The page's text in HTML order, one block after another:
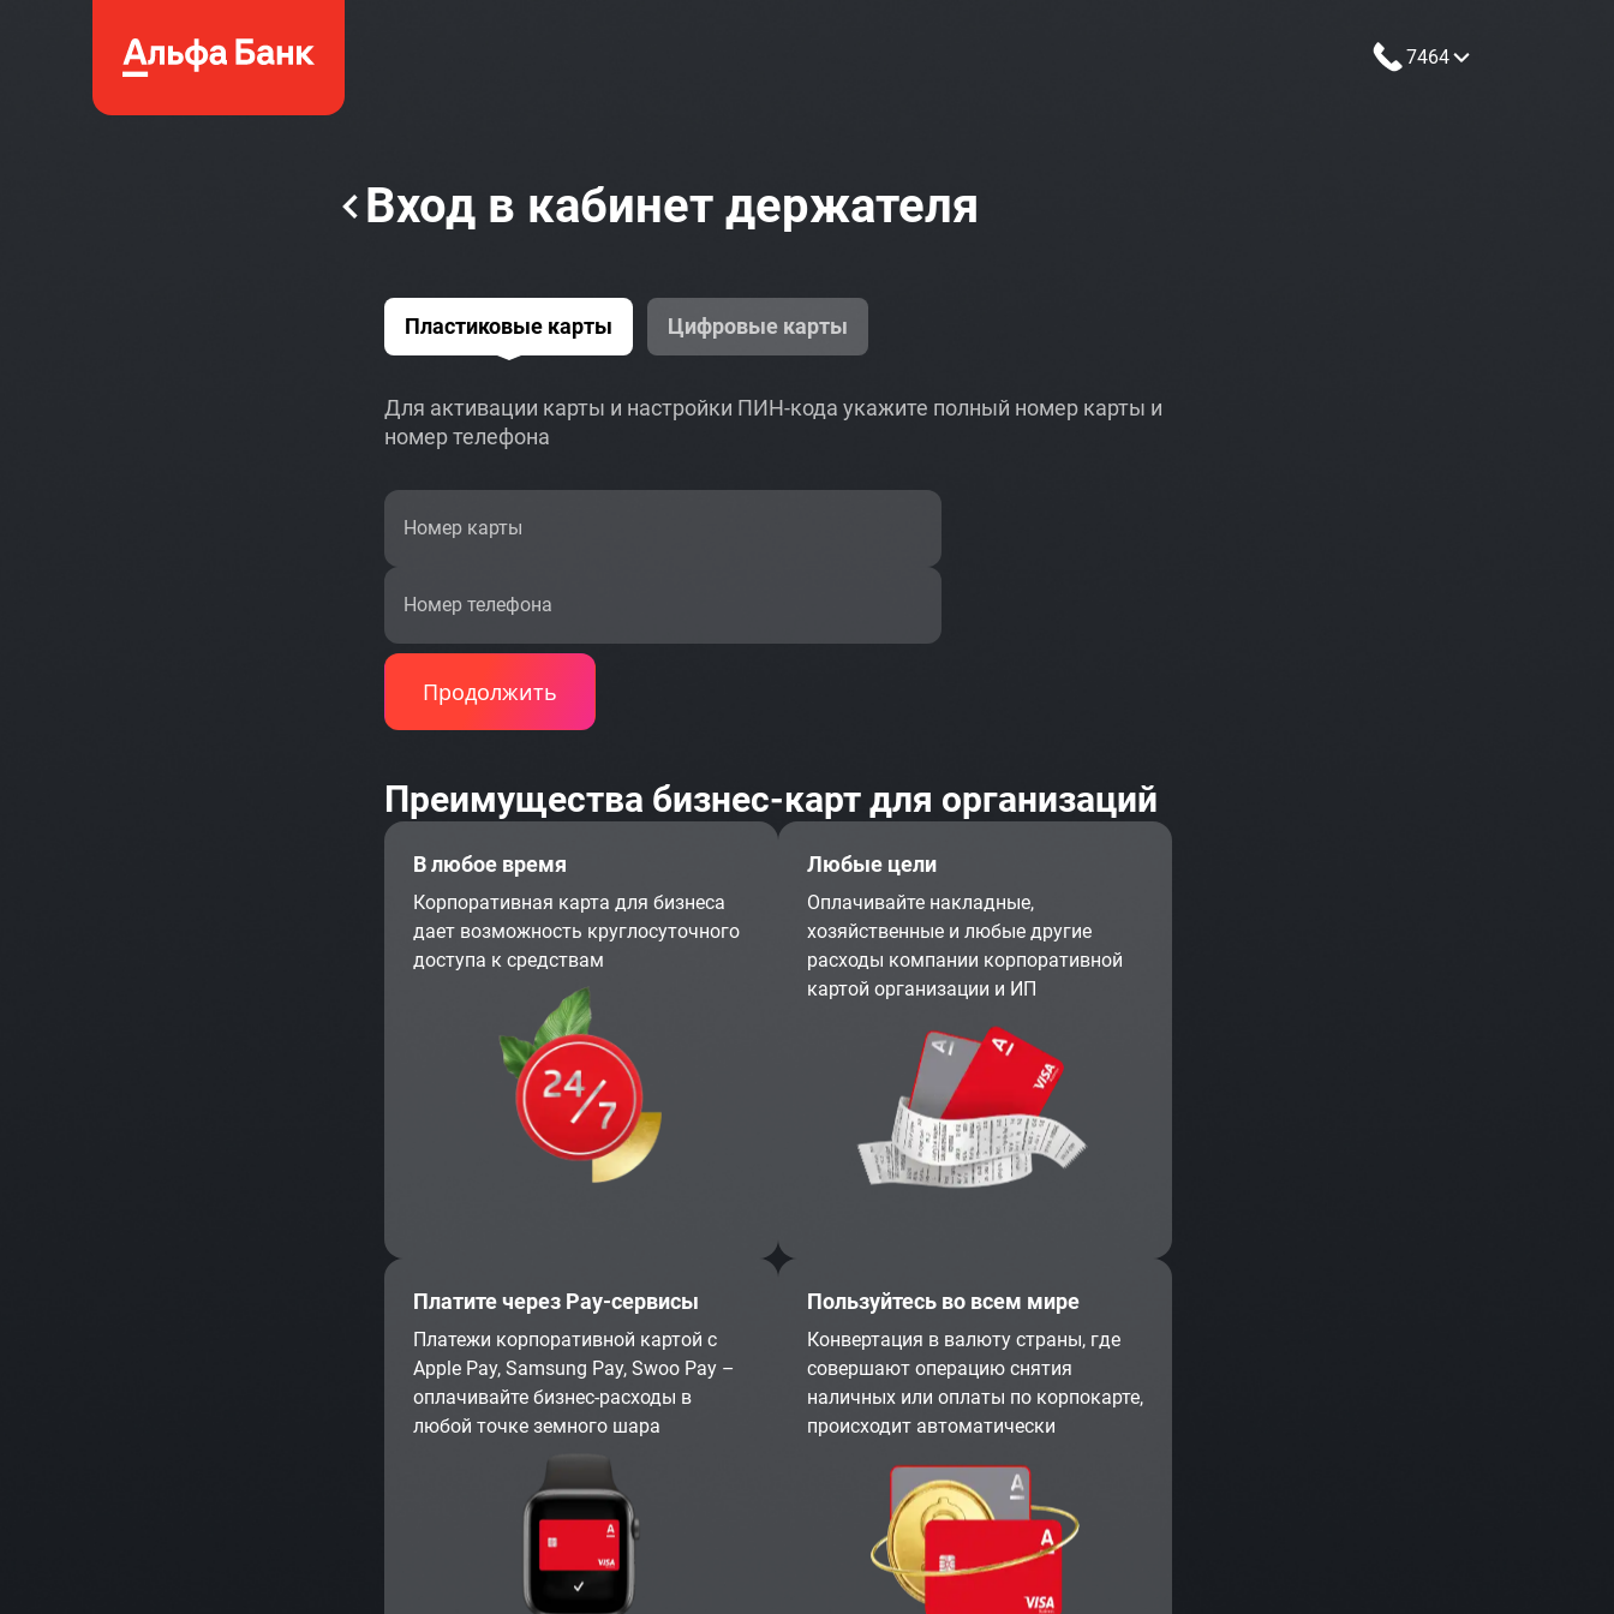
7464
Вход в кабинет держателя
Пластиковые карты Цифровые карты
Для активации карты и настройки ПИН-кода укажите полный номер карты и
номер телефона
Номер карты
Номер телефона
Продолжить
Преимущества бизнес-карт для организаций
В любое время
Корпоративная карта для бизнеса
дает возможность круглосуточного
доступа к средствам
Любые цели
Оплачивайте накладные,
хозяйственные и любые другие
расходы компании корпоративной
картой организации и ИП
Платите через Pay-сервисы
Платежи корпоративной картой с
Apple Pay, Samsung Pay, Swoo Pay –
оплачивайте бизнес-расходы в
любой точке земного шара
Пользуйтесь во всем мире
Конвертация в валюту страны, где
совершают операцию снятия
наличных или оплаты по корпокарте,
происходит автоматически